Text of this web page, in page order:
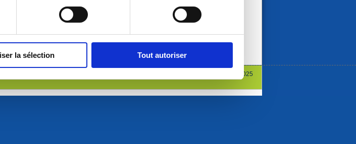
la sélection Tout autoriser
> Retour à la sélection
© Mairie Neauphle Le Vieux 2025